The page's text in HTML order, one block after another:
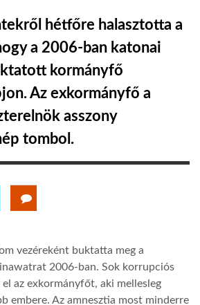
hétfőre halasztotta a
a 2006-ban katonai
kormányfő
Az exkormányfő a
asszony
tombol.
vezéreként buktatta meg a
2006-ban. Sok korrupciós
az exkormányfőt, aki mellesleg
embere. Az amnesztia most minderre